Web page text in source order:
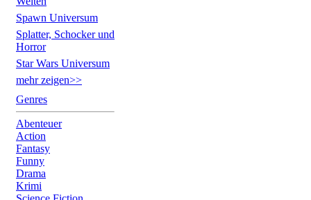
Spawn Universum
Splatter, Schocker und
Horror
Star Wars Universum
mehr zeigen>>
Genres
Abenteuer
Action
Fantasy
Funny
Drama
Krimi